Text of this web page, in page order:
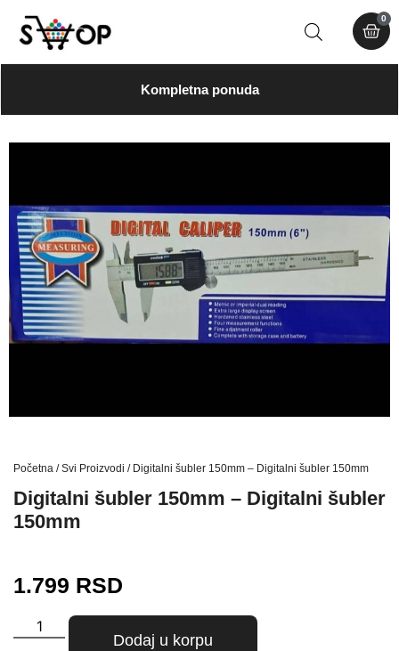
0
Kompletna ponuda
Početna /Svi Proizvodi / Digitalni šubler 150mm – Digitalni šubler 150mm
Digitalni šubler 150mm – Digitalni šubler
150mm
1.799 RSD
Dodaj u korpu